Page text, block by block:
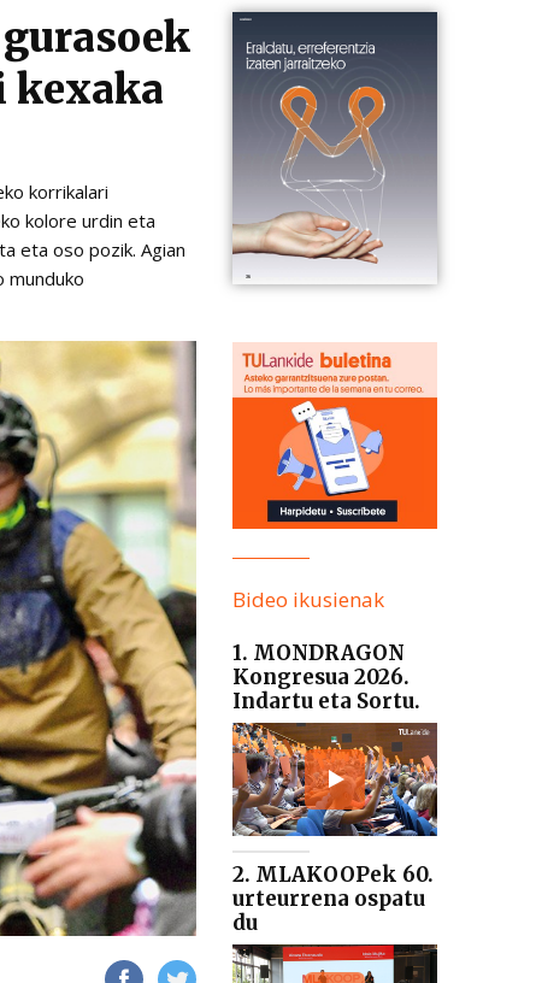
kexaka
korrikalari
kolore urdin eta
eta oso pozik. Agian
munduko
Bideo ikusienak
1. MONDRAGON
Kongresua 2026.
Indartu eta Sortu.
2. MLAKOOPek 60.
urteurrena ospatu
du